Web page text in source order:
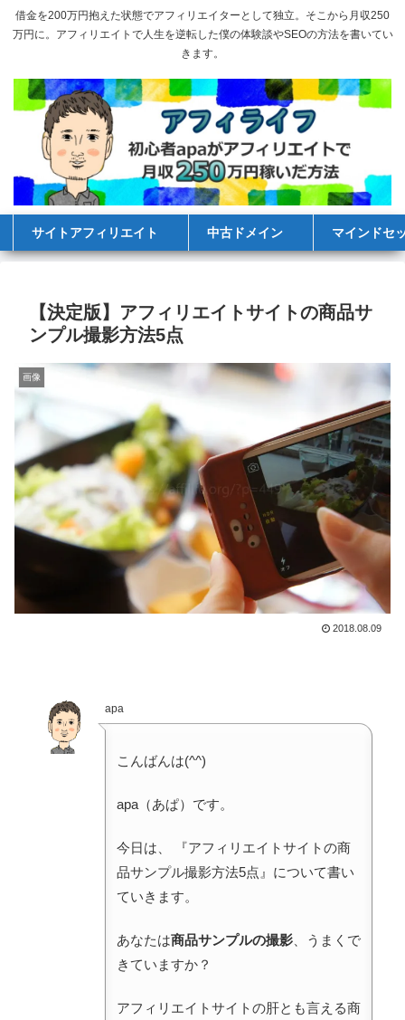
借金を200万円抱えた状態でアフィリエイターとして独立。そこから月収250
万円に。アフィリエイトで人生を逆転した僕の体験談やSEOの方法を書いてい
きます。
サイトアフィリエイト 中古ドメイン マインドセ
【決定版】アフィリエイトサイトの商品サ
ンプル撮影方法5点
画像
2018.08.09
apa
こんばんは(^^)
apa（あぱ）です。
今日は、 『アフィリエイトサイトの商
品サンプル撮影方法5点』について書い
ていきます。
あなたは商品サンプルの撮影 、うまくで
きていますか？
アフィリエイトサイトの肝とも言える商